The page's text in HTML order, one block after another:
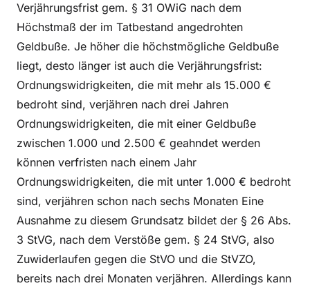
Verjährungsfrist gem. § 31 OWiG nach dem
Höchstmaß der im Tatbestand angedrohten
Geldbuße. Je höher die höchstmögliche Geldbuße
liegt, desto länger ist auch die Verjährungsfrist:
Ordnungswidrigkeiten, die mit mehr als 15.000 €
bedroht sind, verjähren nach drei Jahren
Ordnungswidrigkeiten, die mit einer Geldbuße
zwischen 1.000 und 2.500 € geahndet werden
können verfristen nach einem Jahr
Ordnungswidrigkeiten, die mit unter 1.000 € bedroht
sind, verjähren schon nach sechs Monaten Eine
Ausnahme zu diesem Grundsatz bildet der § 26 Abs.
3 StVG, nach dem Verstöße gem. § 24 StVG, also
Zuwiderlaufen gegen die StVO und die StVZO,
bereits nach drei Monaten verjähren. Allerdings kann